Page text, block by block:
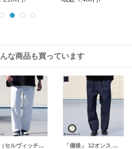
な商品も買っています
赤耳（セルヴィッチ）ホワイトデニムユーティリティパンツ【MADE IN JAPAN】『日本製』【送料無料】/ Upscape Audience 「備後」 12オンス セルヴィッチ 赤耳デニム 2タック ワイド イージーパンツ【MADE IN JAPAN】『日本製』/ Upscape Audience